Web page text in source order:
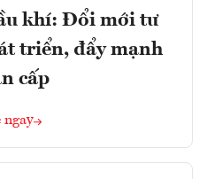
khí: Đổi mới tư
triển, đẩy mạnh
cấp
ngay